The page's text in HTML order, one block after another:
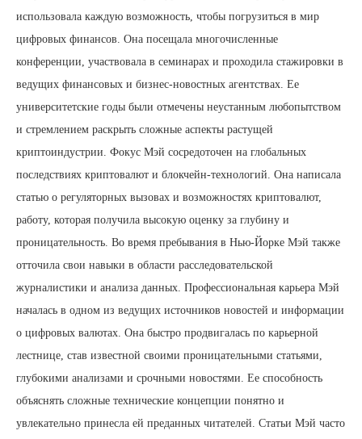
использовала каждую возможность, чтобы погрузиться в мир
цифровых финансов. Она посещала многочисленные
конференции, участвовала в семинарах и проходила стажировки в
ведущих финансовых и бизнес-новостных агентствах. Ее
университетские годы были отмечены неустанным любопытством
и стремлением раскрыть сложные аспекты растущей
криптоиндустрии. Фокус Мэй сосредоточен на глобальных
последствиях криптовалют и блокчейн-технологий. Она написала
статью о регуляторных вызовах и возможностях криптовалют,
работу, которая получила высокую оценку за глубину и
проницательность. Во время пребывания в Нью-Йорке Мэй также
отточила свои навыки в области расследовательской
журналистики и анализа данных. Профессиональная карьера Мэй
началась в одном из ведущих источников новостей и информации
о цифровых валютах. Она быстро продвигалась по карьерной
лестнице, став известной своими проницательными статьями,
глубокими анализами и срочными новостями. Ее способность
объяснять сложные технические концепции понятно и
увлекательно принесла ей преданных читателей. Статьи Мэй часто